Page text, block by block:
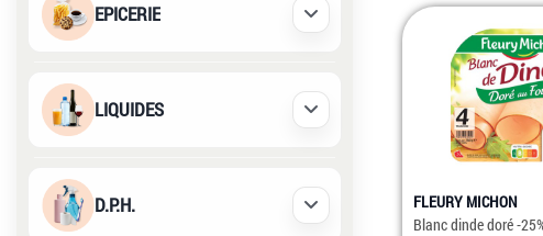
EPICERIE Déplier / Replier
LIQUIDES Déplier / Replier
D.P.H. Déplier / Replier
FLEURY MICHON
Blanc dinde doré -